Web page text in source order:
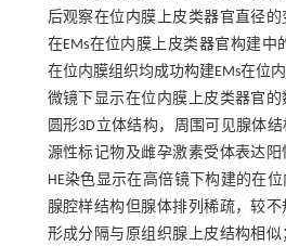
后观察在位内膜上皮类器官直径
在EMs在位内膜上皮类器官构建中
在位内膜组织均成功构建EMs在位
微镜下显示在位内膜上皮类器官
圆形3D立体结构，周围可见腺体
源性标记物及雌孕激素受体表达阳
HE染色显示在高倍镜下构建的在
腺腔样结构但腺体排列稀疏，较
形成分隔与原组织腺上皮结构相